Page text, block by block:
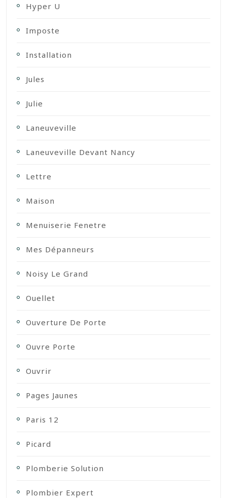
Hyper U
Imposte
Installation
Jules
Julie
Laneuveville
Laneuveville Devant Nancy
Lettre
Maison
Menuiserie Fenetre
Mes Dépanneurs
Noisy Le Grand
Ouellet
Ouverture De Porte
Ouvre Porte
Ouvrir
Pages Jaunes
Paris 12
Picard
Plomberie Solution
Plombier Expert